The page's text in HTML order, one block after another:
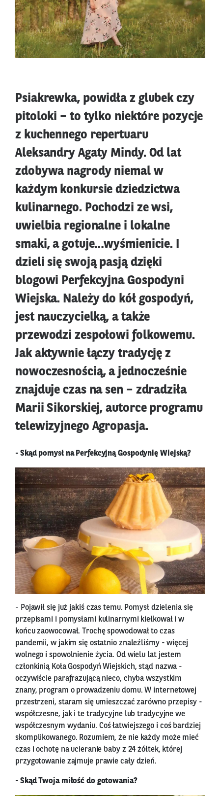
Psiakrewka, powidła z glubek czy
pitoloki – to tylko niektóre pozycje
z kuchennego repertuaru
Aleksandry Agaty Mindy. Od lat
zdobywa nagrody niemal w
każdym konkursie dziedzictwa
kulinarnego. Pochodzi ze wsi,
uwielbia regionalne i lokalne
smaki, a gotuje…wyśmienicie. I
dzieli się swoją pasją dzięki
blogowi Perfekcyjna Gospodyni
Wiejska. Należy do kół gospodyń,
jest nauczycielką, a także
przewodzi zespołowi folkowemu.
Jak aktywnie łączy tradycję z
nowoczesnością, a jednocześnie
znajduje czas na sen – zdradziła
Marii Sikorskiej, autorce programu
telewizyjnego Agropasja.
- Skąd pomysł na Perfekcyjną Gospodynię Wiejską?
- Pojawił się już jakiś czas temu. Pomysł dzielenia się
przepisami i pomysłami kulinarnymi kiełkował i w
końcu zaowocował. Trochę spowodował to czas
pandemii, w jakim się ostatnio znaleźliśmy - więcej
wolnego i spowolnienie życia. Od wielu lat jestem
członkinią Koła Gospodyń Wiejskich, stąd nazwa -
oczywiście parafrazującą nieco, chyba wszystkim
znany, program o prowadzeniu domu. W internetowej
przestrzeni, staram się umieszczać zarówno przepisy -
współczesne, jak i te tradycyjne lub tradycyjne we
współczesnym wydaniu. Coś łatwiejszego i coś bardziej
skomplikowanego. Rozumiem, że nie każdy może mieć
czas i ochotę na ucieranie baby z 24 żółtek, której
przygotowanie zajmuje prawie cały dzień.
- Skąd Twoja miłość do gotowania?